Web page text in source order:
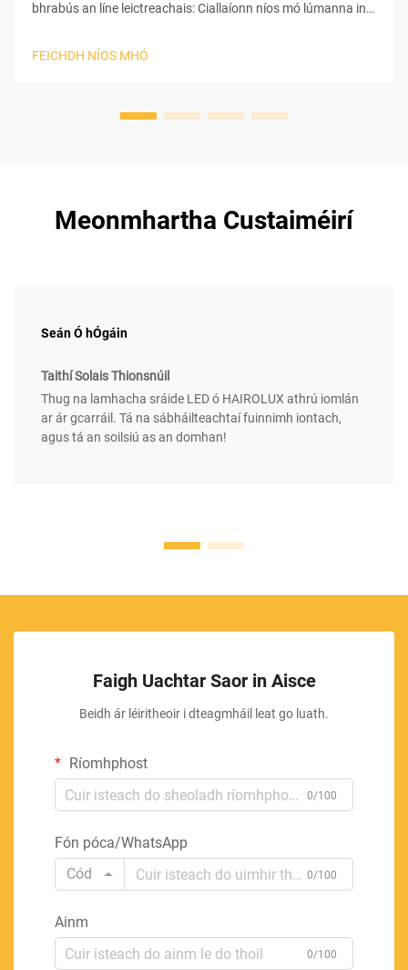
bhrabús an líne leictreachais: Ciallaíonn níos mó lúmanna in
soiléir acu thar roghanna tóiríochta traidisiúnta ó thaobh
FEICHDH NÍOS MHÓ
Meonmhartha Custaiméirí
Seán Ó hÓgáin
Taithí Solais Thionsnúil
Thug na lamhacha sráide LED ó HAIROLUX athrú iomlán
ar ár gcarráil. Tá na sábháilteachtaí fuinnimh iontach,
agus tá an soilsiú as an domhan!
Faigh Uachtar Saor in Aisce
Beidh ár léiritheoir i dteagmháil leat go luath.
Ríomhphost
0/100
Fón póca/WhatsApp
Cód
0/100
Ainm
0/100